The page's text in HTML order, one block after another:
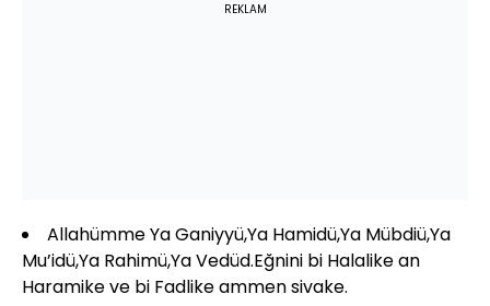
REKLAM
Allahümme Ya Ganiyyü,Ya Hamidü,Ya Mübdiü,Ya
Mu’idü,Ya Rahimü,Ya Vedüd.Eğnini bi Halalike an
Haramike ve bi Fadlike ammen sivake.